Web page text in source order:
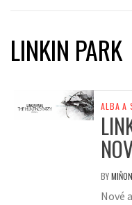
LINKIN PARK
ALBA A
BY
Nové